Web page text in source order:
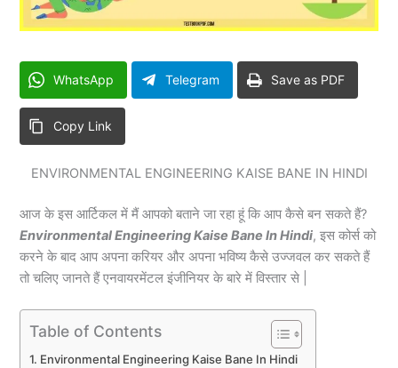
WhatsApp Telegram Save as PDF
Copy Link
ENVIRONMENTAL ENGINEERING KAISE BANE IN HINDI
आज के इस आर्टिकल में मैं आपको बताने जा रहा हूं कि आप कैसे बन सकते हैं?
Environmental Engineering Kaise Bane In Hindi, इस कोर्स को
करने के बाद आप अपना करियर और अपना भविष्य कैसे उज्जवल कर सकते हैं
तो चलिए जानते हैं एनवायरमेंटल इंजीनियर के बारे में विस्तार से |
Table of Contents
Environmental Engineering Kaise Bane In Hindi